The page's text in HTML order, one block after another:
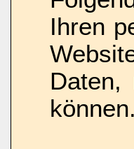
Ihren
Daten,
können.